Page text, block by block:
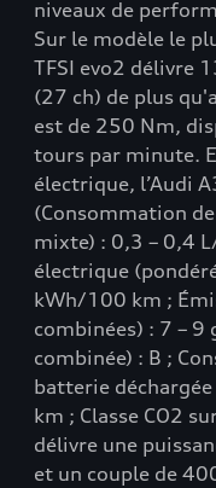
niveaux de
Sur le modèle le
TFSI evo2 délivre
(27 ch) de plus
est de 250 Nm,
tours par minute.
électrique, l’Audi
(Consommation
mixte) : 0,3 – 0,4
électrique
kWh/100 km ;
combinées) : 7 – 9
combinée) : B ;
batterie
km ; Classe CO2
délivre une
et un couple de